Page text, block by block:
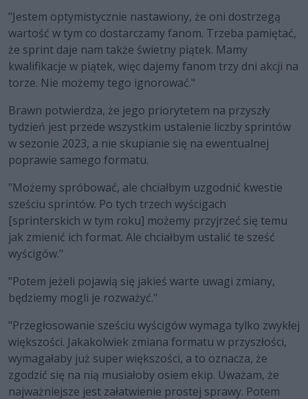
"Jestem optymistycznie nastawiony, że oni dostrzegą
wartość w tym co dostarczamy fanom. Trzeba pamiętać,
że sprint daje nam także świetny piątek. Mamy
kwalifikacje w piątek, więc dajemy fanom trzy dni akcji na
torze. Nie możemy tego ignorować."
Brawn potwierdza, że jego priorytetem na przyszły
tydzień jest przede wszystkim ustalenie liczby sprintów
w sezonie 2023, a nie skupianie się na ewentualnej
poprawie samego formatu.
"Możemy spróbować, ale chciałbym uzgodnić kwestie
sześciu sprintów. Po tych trzech wyścigach
[sprinterskich w tym roku] możemy przyjrzeć się temu
jak zmienić ich format. Ale chciałbym ustalić te sześć
wyścigów."
"Potem jeżeli pojawią się jakieś warte uwagi zmiany,
będziemy mogli je rozważyć."
"Przegłosowanie sześciu wyścigów wymaga tylko zwykłej
większości. Jakakolwiek zmiana formatu w przyszłości,
wymagałaby już super większości, a to oznacza, że
zgodzić się na nią musiałoby osiem ekip. Uważam, że
najważniejsze jest załatwienie prostej sprawy. Potem